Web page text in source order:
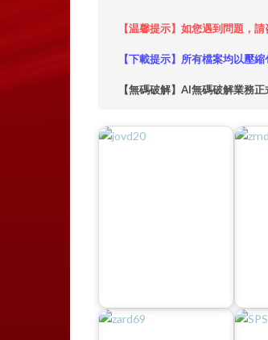
【温馨提示】如您遇到問題，
【下載提示】所有檔案均以壓
【無碼破解】AI無碼破解業務